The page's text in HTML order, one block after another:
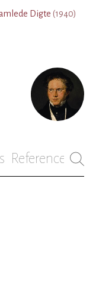
Digte (1940)
References